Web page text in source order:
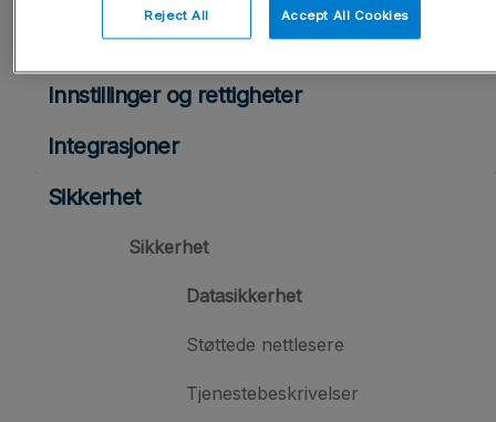
Brukeradministrasjon
Innstillinger og rettigheter
Integrasjoner
Sikkerhet
Sikkerhet
Datasikkerhet
Støttede nettlesere
Tjenestebeskrivelser
Reject All Accept All Cookies